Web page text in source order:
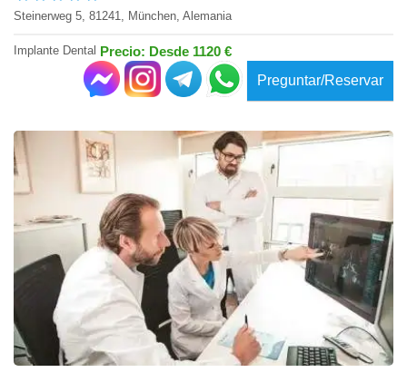
Steinerweg 5, 81241, München, Alemania
Implante Dental Precio: Desde 1120 €
Preguntar/Reservar